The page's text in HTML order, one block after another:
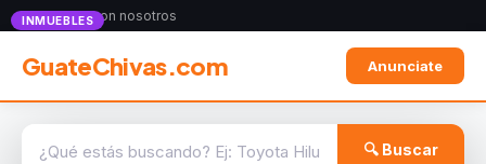
Anunciate con nosotros
GuateChivas.com Anunciate
🔍 Buscar
INMUEBLES